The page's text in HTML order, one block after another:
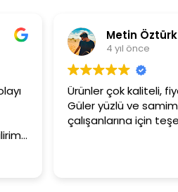
Metin Öztürk
4 yıl önce
Ürünler çok kaliteli,
Güler yüzlü ve samimi
çalışanlarına için